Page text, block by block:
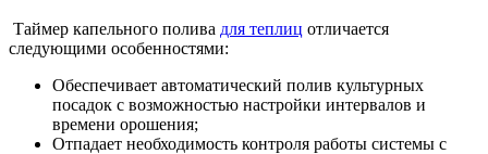
Таймер капельного полива для теплиц отличается
следующими особенностями:
Обеспечивает автоматический полив культурных
посадок с возможностью настройки интервалов и
времени орошения;
Отпадает необходимость контроля работы системы с